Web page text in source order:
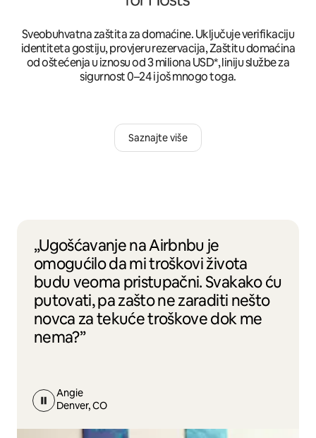
Sveobuhvatna zaštita za domaćine. Uključuje verifikaciju
identiteta gostiju, provjeru rezervacija, Zaštitu domaćina
od oštećenja u iznosu od 3 miliona USD*, liniju službe za
sigurnost 0–24 i još mnogo toga.
Saznajte više
„Ugošćavanje na Airbnbu je
omogućilo da mi troškovi života
budu veoma pristupačni. Svakako ću
putovati, pa zašto ne zaraditi nešto
novca za tekuće troškove dok me
nema?”
Angie
Denver, CO